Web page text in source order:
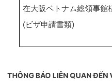
在大阪ベトナム総領事館
(ビザ申請書類)
THÔNG BÁO LIÊN QUAN ĐẾN